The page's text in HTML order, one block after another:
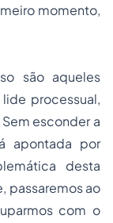
momento,
são aqueles
processual,
esconder a
apontada por
desta
passaremos ao
com o